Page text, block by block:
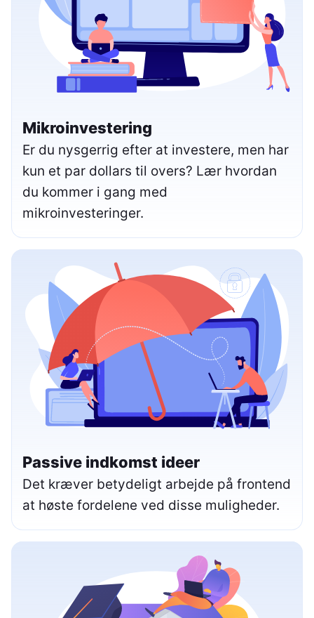
Mikroinvestering
Er du nysgerrig efter at investere, men har
kun et par dollars til overs? Lær hvordan
du kommer i gang med
mikroinvesteringer.
Passive indkomst ideer
Det kræver betydeligt arbejde på frontend
at høste fordelene ved disse muligheder.